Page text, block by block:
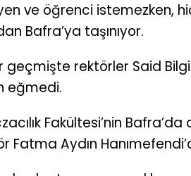
ve öğrenci istemezken,
Bafra’ya taşınıyor.
geçmişte rektörler Said
eğmedi.
Fakültesi’nin
Fatma Aydın